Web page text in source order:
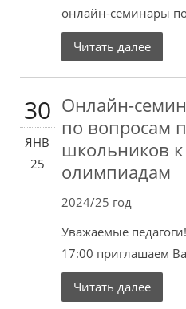
онлайн-семинары
Читать далее
30
ЯНВ
25
Онлайн-
по вопросам
школьников
олимпиадам
2024/25 год
Уважаемые
17:00 приглашаем
Читать далее